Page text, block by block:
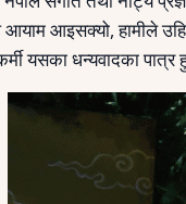
आयाम आइसक्यो, हामीले
यसका धन्यवादका पात्र